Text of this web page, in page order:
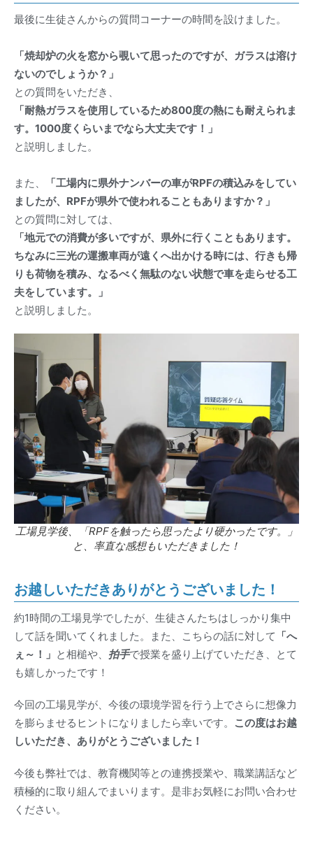
最後に生徒さんからの質問コーナーの時間を設けました。
「焼却炉の火を窓から覗いて思ったのですが、ガラスは溶け
ないのでしょうか？」
との質問をいただき、
「耐熱ガラスを使用しているため800度の熱にも耐えられま
す。1000度くらいまでなら大丈夫です！」
と説明しました。
また、
「工場内に県外ナンバーの車がRPFの積込みをしてい
ましたが、RPFが県外で使われることもありますか？」
との質問に対しては、
「地元での消費が多いですが、県外に行くこともあります。
ちなみに三光の運搬車両が遠くへ出かける時には、行きも帰
りも荷物を積み、なるべく無駄のない状態で車を走らせる工
夫をしています。」
と説明しました。
工場見学後、「RPFを触ったら思ったより硬かったです。」
と、率直な感想もいただきました！
お越しいただきありがとうございました！
約1時間の工場見学でしたが、生徒さんたちはしっかり集中
して話を聞いてくれました。また、こちらの話に対して 「へ
ぇ～！」 と相槌や、 拍手で授業を盛り上げていただき、とて
も嬉しかったです！
今回の工場見学が、今後の環境学習を行う上でさらに想像力
を膨らませるヒントになりましたら幸いです。 この度はお越
しいただき、ありがとうございました！
今後も弊社では、教育機関等との連携授業や、職業講話など
積極的に取り組んでまいります。是非お気軽にお問い合わせ
ください。